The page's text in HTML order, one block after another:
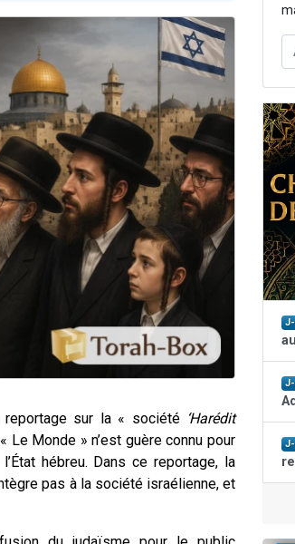
sur la « société ‘Harédit
Monde » n’est guère connu pour
hébreu. Dans ce reportage, la
pas à la société israélienne, et